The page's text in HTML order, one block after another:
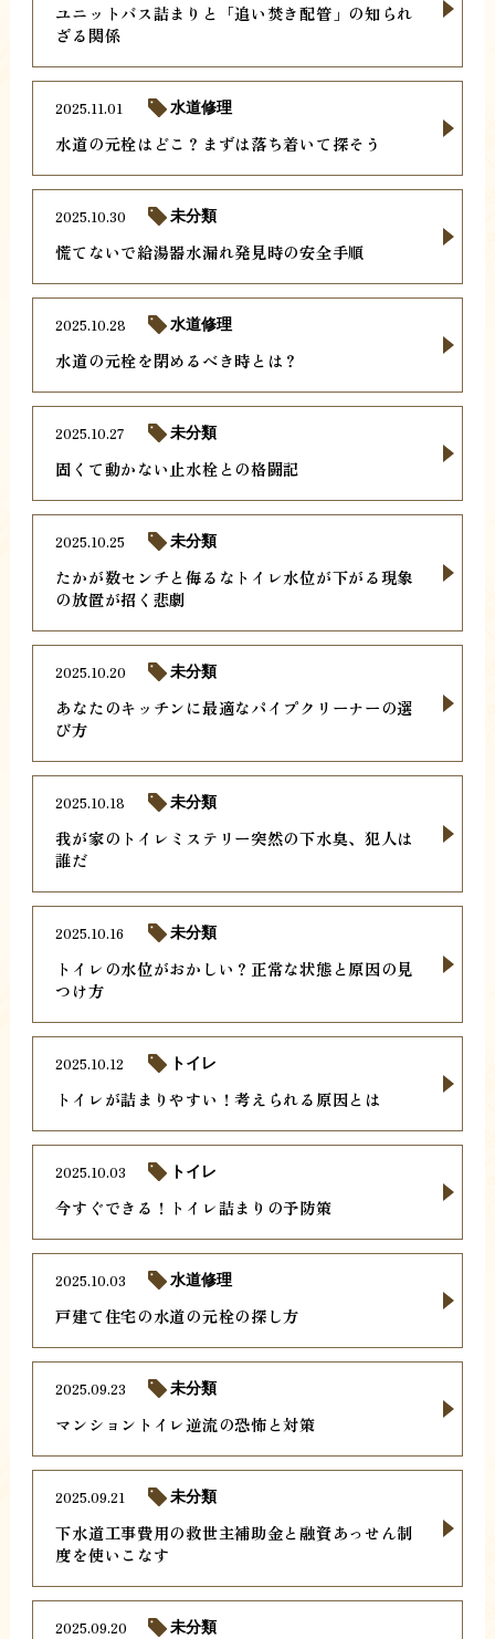
ユニットバス詰まりと「追い焚き配管」の知られ
ざる関係
水道の元栓はどこ？まずは落ち着いて探そう
2025.11.01 水道修理
慌てないで給湯器水漏れ発見時の安全手順
2025.10.30 未分類
水道の元栓を閉めるべき時とは？
2025.10.28 水道修理
固くて動かない止水栓との格闘記
2025.10.27 未分類
たかが数センチと侮るなトイレ水位が下がる現象
の放置が招く悲劇
2025.10.25 未分類
あなたのキッチンに最適なパイプクリーナーの選
び方
2025.10.20 未分類
我が家のトイレミステリー突然の下水臭、犯人は
誰だ
2025.10.18 未分類
トイレの水位がおかしい？正常な状態と原因の見
つけ方
2025.10.16 未分類
トイレが詰まりやすい！考えられる原因とは
2025.10.12 トイレ
今すぐできる！トイレ詰まりの予防策
2025.10.03 トイレ
戸建て住宅の水道の元栓の探し方
2025.10.03 水道修理
マンショントイレ逆流の恐怖と対策
2025.09.23 未分類
下水道工事費用の救世主補助金と融資あっせん制
度を使いこなす
2025.09.21 未分類
2025.09.20 未分類